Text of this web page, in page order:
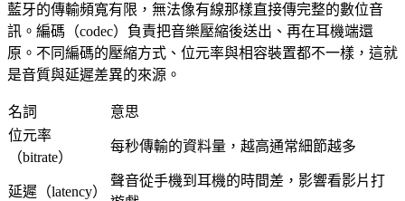
藍牙的傳輸頻寬有限，無法像有線那樣直接傳完整的數位音
訊。編碼（codec）負責把音樂壓縮後送出、再在耳機端還
原。不同編碼的壓縮方式、位元率與相容裝置都不一樣，這就
是音質與延遲差異的來源。
名詞
意思
位元率
（bitrate）
每秒傳輸的資料量，越高通常細節越多
延遲（latency）
聲音從手機到耳機的時間差，影響看影片打